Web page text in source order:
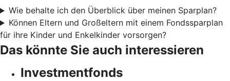
Wie behalte ich den Überblick über meinen Sparplan?
Können Eltern und Großeltern mit einem Fondssparplan
für ihre Kinder und Enkelkinder vorsorgen?
Das könnte Sie auch interessieren
Investmentfonds